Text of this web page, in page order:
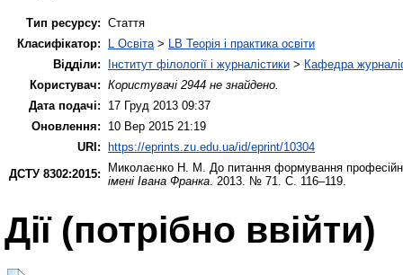
Тип ресурсу: Стаття
Класифікатор:
L Освіта > LB Теорія і практика освіти
Відділи:
Інститут філології і журналістики > Кафедра
Користувач: Користувачі 2944 не знайдено.
Дата подачі:
17 Груд 2013 09:37
Оновлення:
10 Вер 2015 21:19
URI: https://eprints.zu.edu.ua/id/eprint/10304
ДСТУ 8302:2015:
Миколаєнко Н. М.
До питання формування
імені Івана Франка . 2013. № 71. С. 116–119.
Дії ​​(потрібно ввійти)